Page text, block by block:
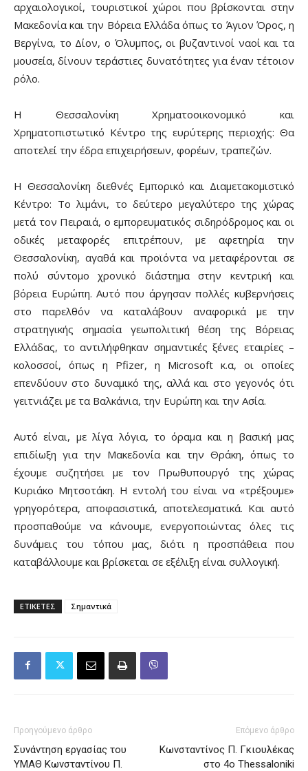
αρχαιολογικοί, τουριστικοί χώροι που βρίσκονται στην
Μακεδονία και την Βόρεια Ελλάδα όπως το Άγιον Όρος, η
Βεργίνα, το Δίον, ο Όλυμπος, οι βυζαντινοί ναοί και τα
μουσεία, δίνουν τεράστιες δυνατότητες για έναν τέτοιον
ρόλο.
Η Θεσσαλονίκη Χρηματοοικονομικό και
Χρηματοπιστωτικό Κέντρο της ευρύτερης περιοχής: Θα
αποτελεί την έδρα επιχειρήσεων, φορέων, τραπεζών.
Η Θεσσαλονίκη διεθνές Εμπορικό και Διαμετακομιστικό
Κέντρο: Το λιμάνι, το δεύτερο μεγαλύτερο της χώρας
μετά τον Πειραιά, ο εμπορευματικός σιδηρόδρομος και οι
οδικές μεταφορές επιτρέπουν, με αφετηρία την
Θεσσαλονίκη, αγαθά και προϊόντα να μεταφέρονται σε
πολύ σύντομο χρονικό διάστημα στην κεντρική και
βόρεια Ευρώπη. Αυτό που άργησαν πολλές κυβερνήσεις
στο παρελθόν να καταλάβουν αναφορικά με την
στρατηγικής σημασία γεωπολιτική θέση της Βόρειας
Ελλάδας, το αντιλήφθηκαν σημαντικές ξένες εταιρίες –
κολοσσοί, όπως η Pfizer, η Microsoft κ.α, οι οποίες
επενδύουν στο δυναμικό της, αλλά και στο γεγονός ότι
γειτνιάζει με τα Βαλκάνια, την Ευρώπη και την Ασία.
Αυτό είναι, με λίγα λόγια, το όραμα και η βασική μας
επιδίωξη για την Μακεδονία και την Θράκη, όπως το
έχουμε συζητήσει με τον Πρωθυπουργό της χώρας
Κυριάκο Μητσοτάκη. Η εντολή του είναι να «τρέξουμε»
γρηγορότερα, αποφασιστικά, αποτελεσματικά. Και αυτό
προσπαθούμε να κάνουμε, ενεργοποιώντας όλες τις
δυνάμεις του τόπου μας, διότι η προσπάθεια που
καταβάλλουμε και βρίσκεται σε εξέλιξη είναι συλλογική.
ΕΤΙΚΕΤΕΣ Σημαντικά
Προηγούμενο άρθρο
Συνάντηση εργασίας του
ΥΜΑΘ Κωνσταντίνου Π.
Επόμενο άρθρο
Κωνσταντίνος Π. Γκιουλέκας
στο 4o Thessaloniki